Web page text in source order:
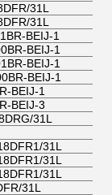
31L
31L
BEIJ-1
BEIJ-1
BEIJ-1
BEIJ-1
BEIJ-1
BEIJ-3
31L
31L
31L
31L
31L